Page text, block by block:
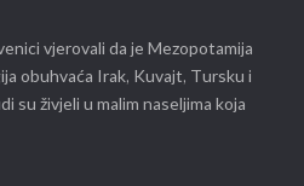
vjerovali da je Mezopotamija
obuhvaća Irak, Kuvajt, Tursku i
su živjeli u malim naseljima koja